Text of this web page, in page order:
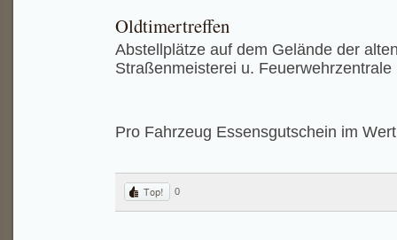
Oldtimertreffen
Abstellplätze auf dem Gelände der
Straßenmeisterei u. Feuerwehrzentrale
Pro Fahrzeug Essensgutschein im
0